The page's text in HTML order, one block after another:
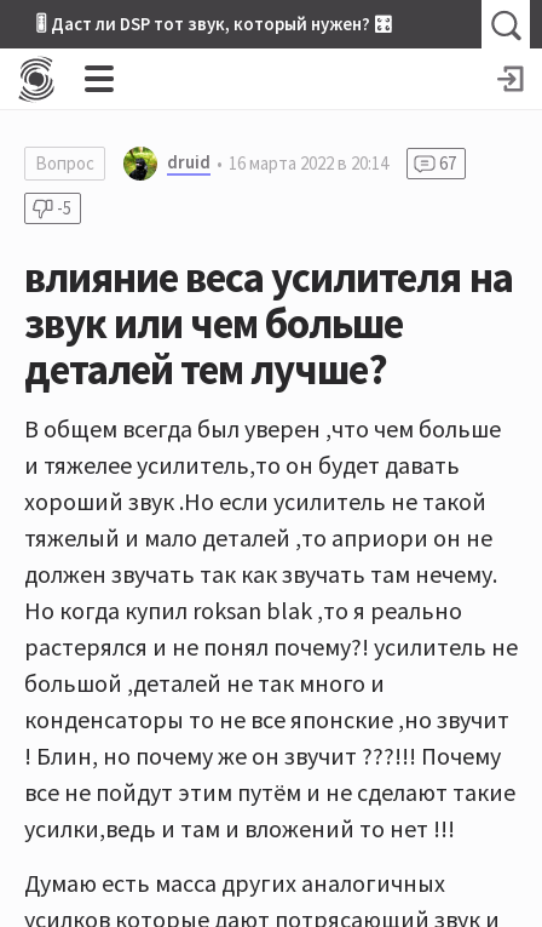
🎚 Даст ли DSP тот звук, который нужен? 🎛
Вопрос druid 16 марта 2022 в 20:14
67
-5
влияние веса усилителя на
звук или чем больше
деталей тем лучше?
В общем всегда был уверен ,что чем больше
и тяжелее усилитель,то он будет давать
хороший звук .Но если усилитель не такой
тяжелый и мало деталей ,то априори он не
должен звучать так как звучать там нечему.
Но когда купил roksan blak ,то я реально
растерялся и не понял почему?! усилитель не
большой ,деталей не так много и
конденсаторы то не все японские ,но звучит
! Блин, но почему же он звучит ???!!! Почему
все не пойдут этим путём и не сделают такие
усилки,ведь и там и вложений то нет !!!
Думаю есть масса других аналогичных
усилков которые дают потрясающий звук и